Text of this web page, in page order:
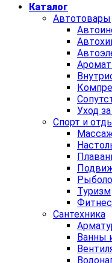
Каталог
Автотовары
Уход
Спорт и
Туризм
Сантехника
Ванны